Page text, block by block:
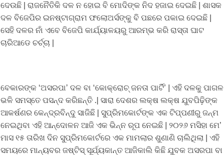
ଦେଉଛି | ରାଜନୈତିକି ଦଳ ନ ହୋଇ ବି ମୋଦିଙ୍କ ନିଦ ହଜାଇ ଦେଇଛି | ଶାସକ
ଦଳ ବିଜେପିର ଇନଷ୍ଟାଗ୍ରାମ ଫଲୋଅର୍ସଙ୍କୁ ବି ପଛରେ ପକାଇ ଦେଇଛି |
ସେହି ଦଳର ନାଁ ଏବେ ବିଜେପି କାର୍ଯ୍ୟାଳୟରୁ ଆରମ୍ଭ କରି ରାସ୍ତା ଘାଟ
ଚାରିଆଡେ ଚର୍ଚ୍ଚା |
ବେକାରଙ୍କ ‘ଅସରପା’ ଦଳ ବା ‘କୋକ୍ରୋଚ୍ ଜନତା ପାର୍ଟି’ | ଏହି ଦଳକୁ ପାଗଳ
ଭଳି ସମସ୍ତେ ପସନ୍ଦ କରିଛନ୍ତି .| ସାରା ଦେଶର ଲକ୍ଷ ଲକ୍ଷ ଯୁବପିଢ଼ିଙ୍କ
ଆକର୍ଷଣର କେନ୍ଦ୍ରବିନ୍ଦୁ ସାଜିଛି | ସୁପ୍ରିମକୋର୍ଟଙ୍କ ଏକ ଟିପ୍ପଣୀରୁ ଜନ୍ମ
ନେଇଥିବା ଏହି ଆନ୍ଦୋଳନ ଆଜି ଏକ ଭିନ୍ନ ରୂପ ନେଇଛି | ୨୦୨୬ ମସିହା ମେ’
ମାସ ୧୫ ତାରିଖ ଦିନ ସୁପ୍ରିମକୋର୍ଟରେ ଏକ ମାମଲାର ଶୁଣାଣି ଚାଲିଥିଲା | ଏହି
ସମୟରେ ମାନ୍ୟବର ଜଷ୍ଟିସ୍ ସୂର୍ଯ୍ୟକାନ୍ତ ଆଜିକାଲି କିଛି ଯୁବକ ଅସରପା ବା